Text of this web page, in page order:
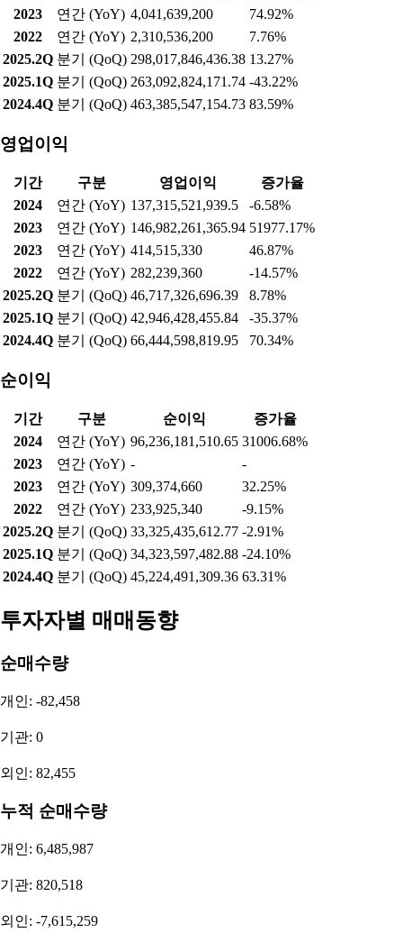
2023
연간 (YoY) 4,041,639,200
74.92%
2022
연간 (YoY) 2,310,536,200
7.76%
2025.2Q 분기 (QoQ) 298,017,846,436.38 13.27%
2025.1Q 분기 (QoQ) 263,092,824,171.74 -43.22%
2024.4Q 분기 (QoQ) 463,385,547,154.73 83.59%
영업이익
기간 구분 영업이익
증가율
2024
연간 (YoY) 137,315,521,939.5
-6.58%
2023
연간 (YoY) 146,982,261,365.94 51977.17%
2023
연간 (YoY) 414,515,330
46.87%
2022
연간 (YoY) 282,239,360
-14.57%
2025.2Q 분기 (QoQ) 46,717,326,696.39
8.78%
2025.1Q 분기 (QoQ) 42,946,428,455.84
-35.37%
2024.4Q 분기 (QoQ) 66,444,598,819.95 70.34%
순이익
기간 구분 순이익
증가율
2024
연간 (YoY) 96,236,181,510.65 31006.68%
2023
연간 (YoY) -
-
2023
연간 (YoY) 309,374,660
32.25%
2022
연간 (YoY) 233,925,340
-9.15%
2025.2Q 분기 (QoQ) 33,325,435,612.77 -2.91%
2025.1Q 분기 (QoQ) 34,323,597,482.88 -24.10%
2024.4Q 분기 (QoQ) 45,224,491,309.36 63.31%
투자자별 매매동향
순매수량
개인: -82,458
기관: 0
외인: 82,455
누적 순매수량
개인: 6,485,987
기관: 820,518
외인: -7,615,259